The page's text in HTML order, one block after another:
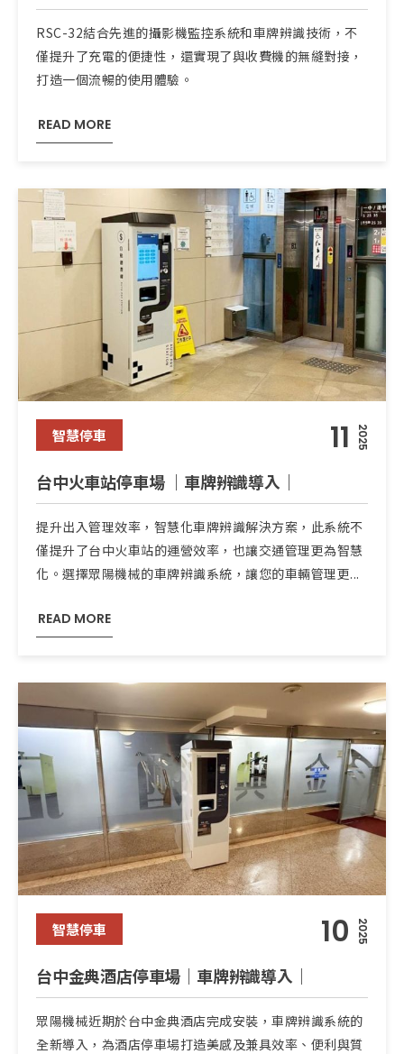
RSC-32結合先進的攝影機監控系統和車牌辨識技術，不
僅提升了充電的便捷性，還實現了與收費機的無縫對接，
打造一個流暢的使用體驗。
READ MORE
智慧停車 11 2025
台中火車站停車場 ｜車牌辨識導入｜
提升出入管理效率，智慧化車牌辨識解決方案，此系統不
僅提升了台中火車站的運營效率，也讓交通管理更為智慧
化。選擇眾陽機械的車牌辨識系統，讓您的車輛管理更...
READ MORE
智慧停車 10 2025
台中金典酒店停車場｜車牌辨識導入｜
眾陽機械近期於台中金典酒店完成安裝，車牌辨識系統的
全新導入，為酒店停車場打造美感及兼具效率、便利與質